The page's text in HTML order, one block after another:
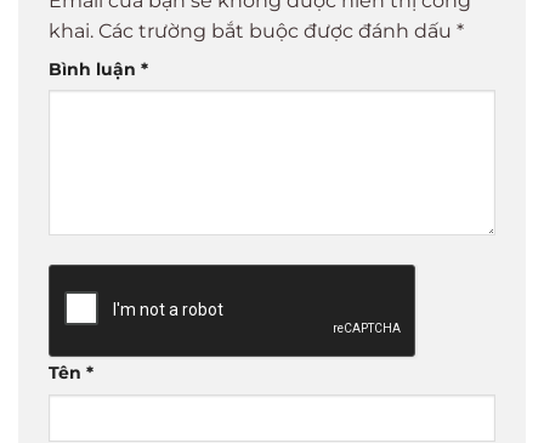
khai. Các trường bắt buộc được đánh dấu *
Bình luận *
Tên *